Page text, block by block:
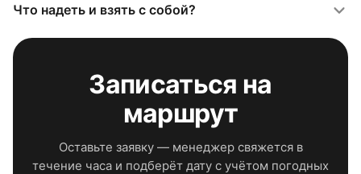
Что надеть и взять с собой?
Записаться на
маршрут
Оставьте заявку — менеджер свяжется в
течение часа и подберёт дату с учётом погодных